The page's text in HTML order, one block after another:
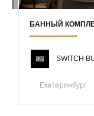
БАННЫЙ
SWITCH
Екатеринбург